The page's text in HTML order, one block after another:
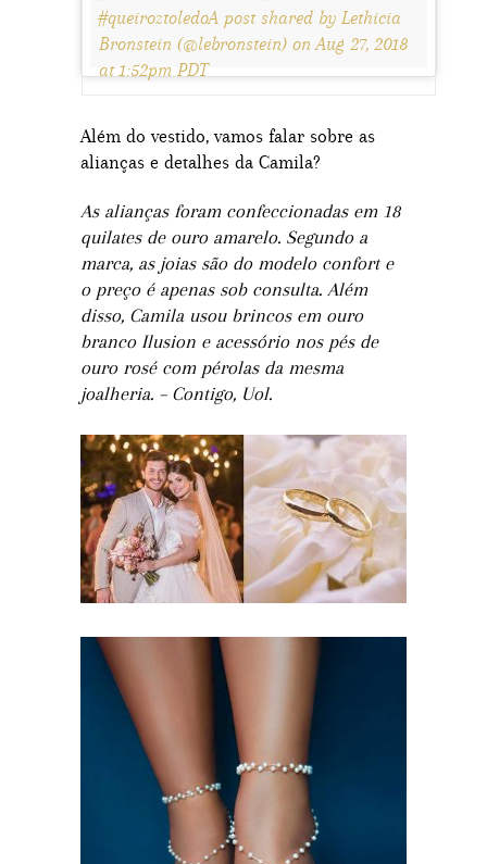
#queiroztoledoA post shared by Lethicia
Bronstein (@lebronstein) on Aug 27, 2018
at 1:52pm PDT
Além do vestido, vamos falar sobre as
alianças e detalhes da Camila?
As alianças foram confeccionadas em 18
quilates de ouro amarelo. Segundo a
marca, as joias são do modelo confort e
o preço é apenas sob consulta. Além
disso, Camila usou brincos em ouro
branco Ilusion e acessório nos pés de
ouro rosé com pérolas da mesma
joalheria. – Contigo, Uol.